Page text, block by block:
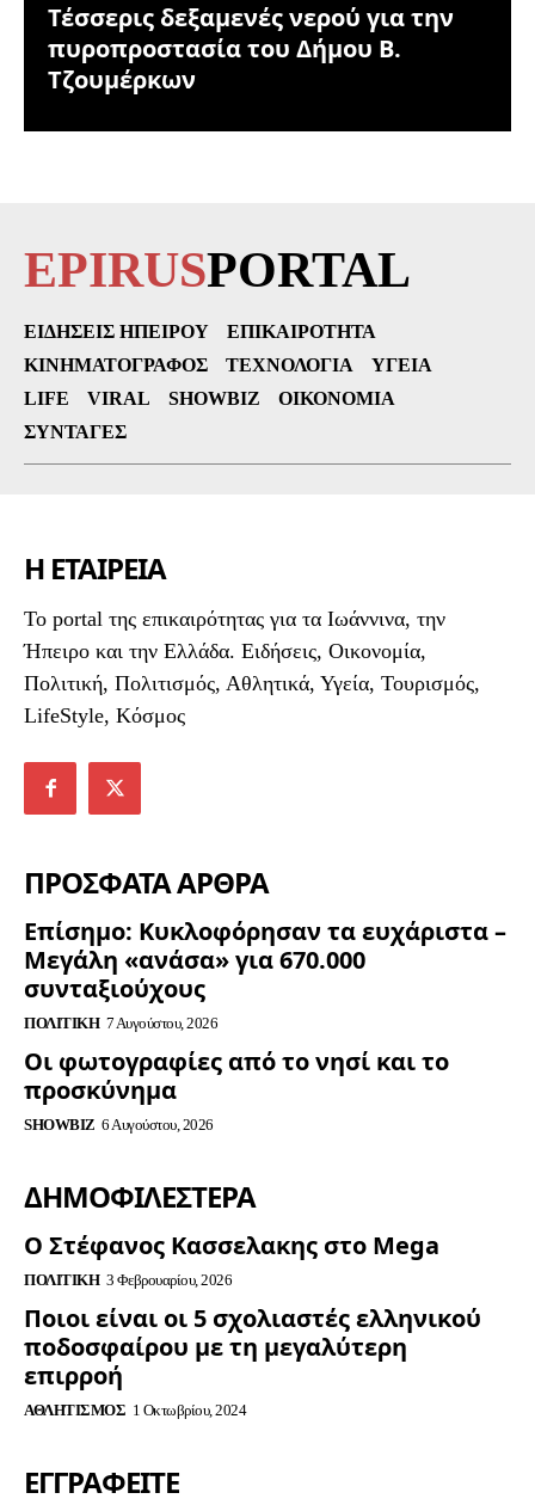
Τέσσερις δεξαμενές νερού για την
πυροπροστασία του Δήμου Β.
Τζουμέρκων
EPIRUSPORTAL
ΕΙΔΉΣΕΙΣ ΗΠΕΊΡΟΥ
ΕΠΙΚΑΙΡΌΤΗΤΑ
ΚΙΝΗΜΑΤΟΓΡΆΦΟΣ
ΤΕΧΝΟΛΟΓΊΑ
ΥΓΕΊΑ
LIFE
VIRAL SHOWBIZ
ΟΙΚΟΝΟΜΊΑ
ΣΥΝΤΑΓΈΣ
Η ΕΤΑΙΡΕΙΑ
To portal της επικαιρότητας για τα Ιωάννινα, την
Ήπειρο και την Ελλάδα. Ειδήσεις, Οικονομία,
Πολιτική, Πολιτισμός, Αθλητικά, Υγεία, Τουρισμός,
LifeStyle, Κόσμος
ΠΡΟΣΦΑΤΑ ΑΡΘΡΑ
Επίσημο: Κυκλοφόρησαν τα ευχάριστα –
Μεγάλη «ανάσα» για 670.000
συνταξιούχους
ΠΟΛΙΤΙΚΉ 7 Αυγούστου, 2026
Οι φωτογραφίες από το νησί και το
προσκύνημα
SHOWBIZ 6 Αυγούστου, 2026
ΔΗΜΟΦΙΛΈΣΤΕΡΑ
Ο Στέφανος Κασσελακης στο Mega
ΠΟΛΙΤΙΚΉ 3 Φεβρουαρίου, 2026
Ποιοι είναι οι 5 σχολιαστές ελληνικού
ποδοσφαίρου με τη μεγαλύτερη
επιρροή
ΑΘΛΗΤΙΣΜΌΣ 1 Οκτωβρίου, 2024
ΕΓΓΡΑΦΕΊΤΕ